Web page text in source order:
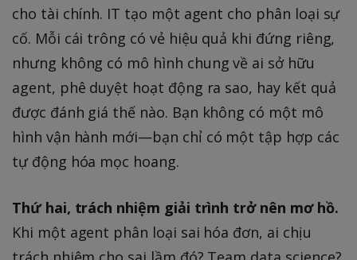
cho tài chính. IT tạo một agent cho phân loại sự
cố. Mỗi cái trông có vẻ hiệu quả khi đứng riêng,
nhưng không có mô hình chung về ai sở hữu
agent, phê duyệt hoạt động ra sao, hay kết quả
được đánh giá thế nào. Bạn không có một mô
hình vận hành mới—bạn chỉ có một tập hợp các
tự động hóa mọc hoang.
Thứ hai, trách nhiệm giải trình trở nên mơ hồ.
Khi một agent phân loại sai hóa đơn, ai chịu